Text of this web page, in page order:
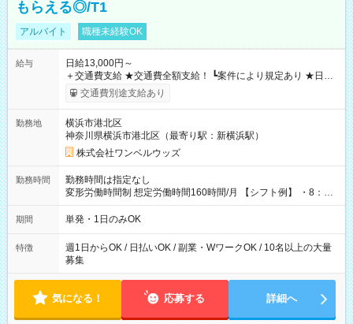
もらえる◎/T1
アルバイト 職種未経験OK
給与
日給13,000円～
＋交通費支給 ★交通費全額支給！ ┗案件により規定あり ★日払
いOK！（規定あり） ┗働いたその日に現金GET♪ お仕事後はコ
ンビニATMから 日払い分を引き落とせます！ 【試用期間】試
交通費別途支給あり
勤務地
横浜市港北区
神奈川県横浜市港北区（最寄り駅：新横浜駅）
株式会社ワンベルウッズ
勤務時間
勤務時間は指定なし
変形労働時間制 想定労働時間160時間/月 【シフト例】 ・8：00
～21：00
期間 単発・1日のみOK
特徴
週1日からOK / 日払いOK / 副業・WワークOK / 10名以上の大量
募集
気になる！ 応募する 詳細へ